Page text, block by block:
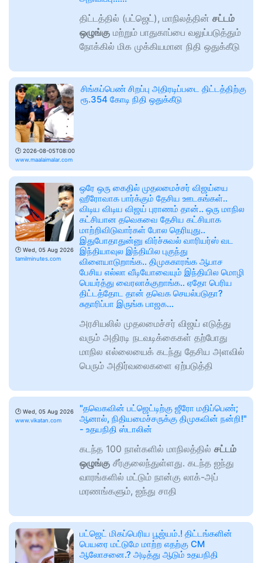
திட்டத்தில் (பட்ஜெட்), மாநிலத்தின் சட்டம்
ஒழுங்கு மற்றும் பாதுகாப்பை வலுப்படுத்தும்
நோக்கில் மிக முக்கியமான நிதி ஒதுக்கீடு
🕑 2026-08-05T08:00
www.maalaimalar.com
சிங்கப்பெண் சிறப்பு அதிரடிப்படை திட்டத்திற்கு
ரூ.354 கோடி நிதி ஒதுக்கீடு
🕑 Wed, 05 Aug 2026
tamilminutes.com
ஒரே ஒரு கைதில் முதலமைச்சர் விஜய்யை
ஹீரோவாக பார்க்கும் தேசிய ஊடகங்கள்..
விடிய விடிய விஜய் புராணம் தான்.. ஒரு மாநில
கட்சியான தவெகவை தேசிய கட்சியாக
மாற்றிவிடுவார்கள் போல தெரியுது..
இதுபோதாதுன்னு விர்ச்சுவல் வாரியர்ஸ் வட
இந்தியாவுல இந்தியில புகுந்து
விளையாடுறாங்க.. திமுககாரங்க ஆபாச
பேசிய எல்லா வீடியோவையும் இந்தியில மொழி
பெயர்த்து வைரலாக்குறாங்க.. ஏதோ பெரிய
திட்டத்தோட தான் தவெக செயல்படுதா?
சுதாரிப்பா இருங்க பாஜக…
அரசியலில் முதலமைச்சர் விஜய் எடுத்து
வரும் அதிரடி நடவடிக்கைகள் தற்போது
மாநில எல்லையைக் கடந்து தேசிய அளவில்
பெரும் அதிர்வலைகளை ஏற்படுத்தி
🕑 Wed, 05 Aug 2026
www.vikatan.com
"தவெகவின் பட்ஜெட்டிற்கு ஜீரோ மதிப்பெண்;
ஆனால், நிதியமைச்சருக்கு திமுகவின் நன்றி!"
- உதயநிதி ஸ்டாலின்
கடந்த 100 நாள்களில் மாநிலத்தில் சட்டம்
ஒழுங்கு சீர்குலைந்துள்ளது. கடந்த ஐந்து
வாரங்களில் மட்டும் நான்கு லாக்-அப்
மரணங்களும், ஐந்து சாதி
பட்ஜெட் மிகப்பெரிய பூஜ்யம்.! திட்டங்களின்
பெயரை மட்டுமே மாற்ற எதற்கு CM
ஆலோசனை.? அடித்து ஆடும் உதயநிதி